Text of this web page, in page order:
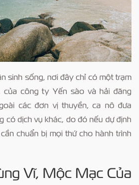
sinh sống, nơi đây chỉ có một trạm
của công ty Yến sào và hải đăng
các đơn vị thuyền, ca nô đưa
có dịch vụ khác, do đó nếu dự định
chuẩn bị mọi thứ cho hành trình
Vĩ, Mộc Mạc Của